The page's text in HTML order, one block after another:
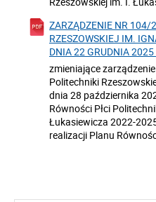
ZARZĄDZENIE NR 104/
RZESZOWSKIEJ IM.
DNIA 22 GRUDNIA
zmieniające
Politechniki
dnia 28 października
Równości Płci
Łukasiewicza 2022-
realizacji Planu